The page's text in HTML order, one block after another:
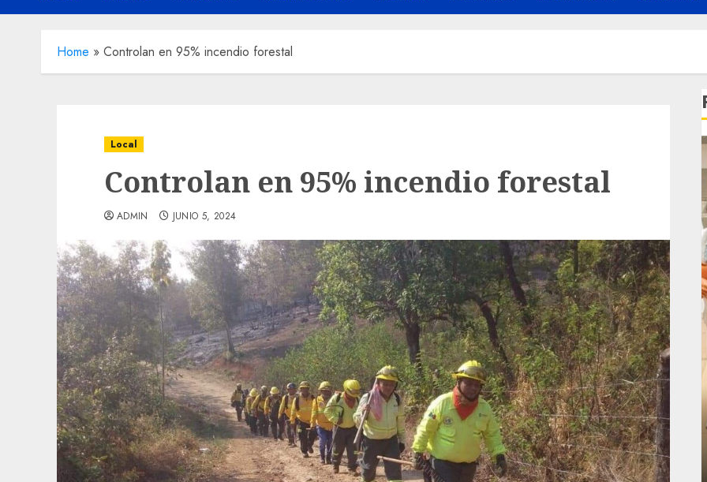
Home » Controlan en 95% incendio forestal
Local
Controlan en 95% incendio forestal
ADMIN JUNIO 5, 2024
Local
Obra de pavimentación de San Marcial será
mejorada. Interviene CASF
ADMIN JULIO 27, 2026 0
Local
Reviven la historia de Fortín, con exposición
de la cronista Minerva Salas.
ADMIN JULIO 31, 2026 0